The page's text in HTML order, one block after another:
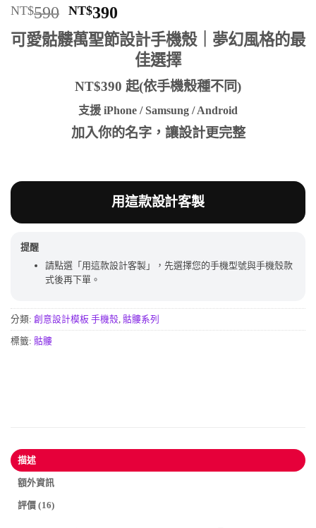
評分4.94
/ 5，已有
16
位顧客進
行評分
NT$590 原
始
價
NT$590。
NT$390
前
價
格：
NT$390。
可愛骷髏萬聖節設計手機殼｜夢幻風格的最
佳選擇
NT$390 起(依手機殼種不同)
支援 iPhone / Samsung / Android
加入你的名字，讓設計更完整
用這款設計客製
提醒
請點選「用這款設計客製」，先選擇您的手機型號與手機殼款
式後再下單。
分類: 創意設計模板 手機殼 骷髏系列
標籤: 骷髏
描述
額外資訊
評價 (16)